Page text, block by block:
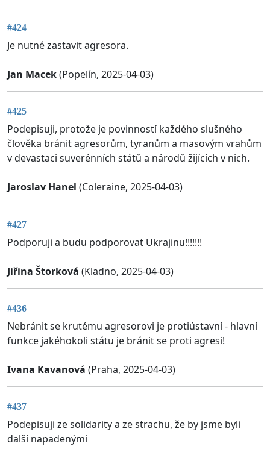
#424
Je nutné zastavit agresora.
Jan Macek(Popelín, 2025-04-03)
#425
Podepisuji, protože je povinností každého slušného
člověka bránit agresorům, tyranům a masovým vrahům
v devastaci suverénních států a národů žijících v nich.
Jaroslav Hanel (Coleraine, 2025-04-03)
#427
Podporuji a budu podporovat Ukrajinu!!!!!!!
Jiřina Štorková (Kladno, 2025-04-03)
#436
Nebránit se krutému agresorovi je protiústavní - hlavní
funkce jakéhokoli státu je bránit se proti agresi!
Ivana Kavanová (Praha, 2025-04-03)
#437
Podepisuji ze solidarity a ze strachu, že by jsme byli
další napadenými